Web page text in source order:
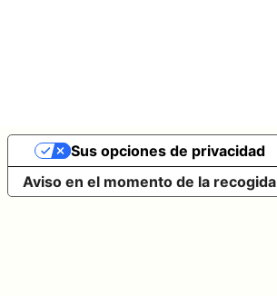
Aviso en el momento de la recogida
Sus opciones de privacidad